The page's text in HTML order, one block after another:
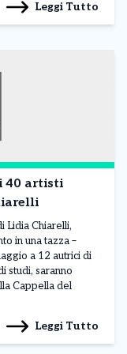
Leggi Tutto
40 artisti
Lidia Chiarelli,
in una tazza –
a 12 autrici di
studi, saranno
Cappella del
Leggi Tutto